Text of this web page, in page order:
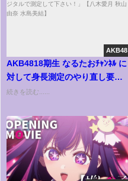
AKB48
AKB4818期生 なるたおﾁｬﾝﾈﾙ に
対して身長測定のやり直し要求
「アナログじゃなくてデジタル
月 秋山由奈 水島美結】
続きを読む......